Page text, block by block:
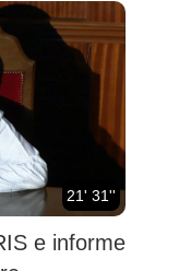
21' 31''
e informe